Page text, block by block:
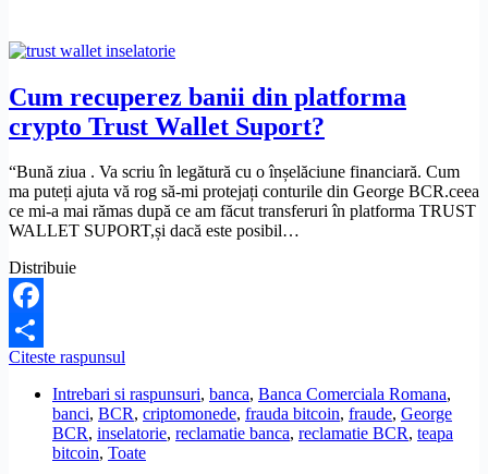
Cum recuperez banii din platforma
crypto Trust Wallet Suport?
“Bună ziua . Va scriu în legătură cu o înșelăciune financiară. Cum
ma puteți ajuta vă rog să-mi protejați conturile din George BCR.ceea
ce mi-a mai rămas după ce am făcut transferuri în platforma TRUST
WALLET SUPORT,și dacă este posibil…
Distribuie
Facebook
Share
Citeste raspunsul
banii
din
platforma
crypto
Intrebari si raspunsuri, banca, Banca Comerciala Romana,
banci, BCR, criptomonede, frauda bitcoin, fraude, George
BCR, inselatorie, reclamatie banca, reclamatie BCR, teapa
bitcoin, Toate